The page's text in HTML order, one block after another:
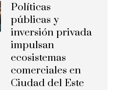
Políticas
públicas y
inversión privada
impulsan
ecosistemas
comerciales en
Ciudad del Este